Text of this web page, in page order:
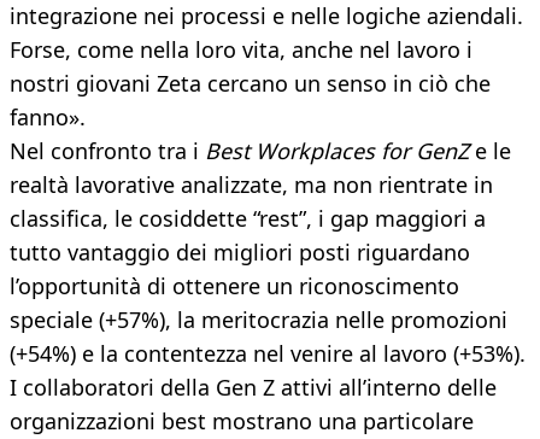
integrazione nei processi e nelle logiche aziendali.
Forse, come nella loro vita, anche nel lavoro i
nostri giovani Zeta cercano un senso in ciò che
fanno».
Nel confronto tra i Best Workplaces for GenZe le
realtà lavorative analizzate, ma non rientrate in
classifica, le cosiddette “rest”, i gap maggiori a
tutto vantaggio dei migliori posti riguardano
l’opportunità di ottenere un riconoscimento
speciale (+57%), la meritocrazia nelle promozioni
(+54%) e la contentezza nel venire al lavoro (+53%).
I collaboratori della Gen Z attivi all’interno delle
organizzazioni best mostrano una particolare